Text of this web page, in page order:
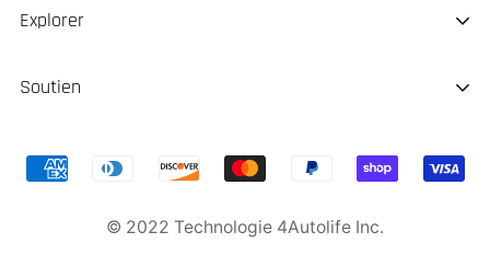
Explorer
À propos de nous
Chargeur EV portable
Soutien
Expédition & Livraison
Remboursement de retour
Garantie du produit
© 2022 Technologie 4Autolife Inc.